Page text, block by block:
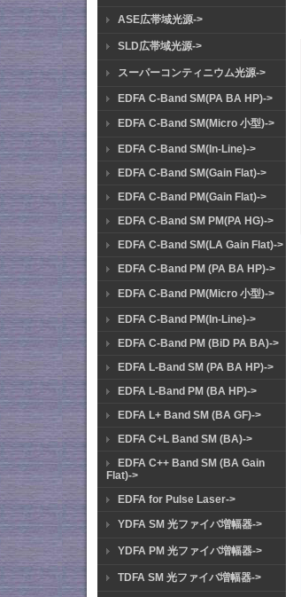
ASE広帯域光源->
SLD広帯域光源->
スーパーコンティニウム光源->
EDFA C-Band SM(PA BA HP)->
EDFA C-Band SM(Micro 小型)->
EDFA C-Band SM(In-Line)->
EDFA C-Band SM(Gain Flat)->
EDFA C-Band PM(Gain Flat)->
EDFA C-Band SM PM(PA HG)->
EDFA C-Band SM(LA Gain Flat)->
EDFA C-Band PM (PA BA HP)->
EDFA C-Band PM(Micro 小型)->
EDFA C-Band PM(In-Line)->
EDFA C-Band PM (BiD PA BA)->
EDFA L-Band SM (PA BA HP)->
EDFA L-Band PM (BA HP)->
EDFA L+ Band SM (BA GF)->
EDFA C+L Band SM (BA)->
EDFA C++ Band SM (BA Gain
Flat)->
EDFA for Pulse Laser->
YDFA SM 光ファイバ増幅器->
YDFA PM 光ファイバ増幅器->
TDFA SM 光ファイバ増幅器->